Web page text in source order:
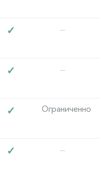
✓ –
✓ –
✓ Ограниченно
✓ –